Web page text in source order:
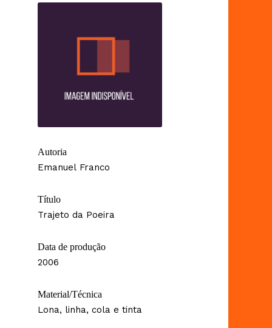
Autoria
Emanuel Franco
Título
Trajeto da Poeira
Data de produção
2006
Material/Técnica
Lona, linha, cola e tinta